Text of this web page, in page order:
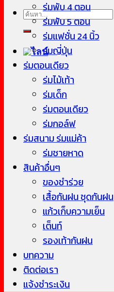
ค้นหา:ร่มพับ 4 ตอน
ร่มพับ 5 ตอน
ร่มแฟชั่น 24 นิ้ว
ร่มญี่ปุ่น
ร่มตอนเดียว
ร่มไม้เท้า
ร่มเด็ก
ร่มตอนเดียว
ร่มกอล์ฟ
ร่มสนาม ร่มแม่ค้า
ร่มชายหาด
สินค้าอื่นๆ
ของชำร่วย
เสื้อกันฝน ชุดกันฝน
แก้วเก็บความเย็น
เต็นท์
รองเท้ากันฝน
บทความ
ติดต่อเรา
แจ้งชำระเงิน